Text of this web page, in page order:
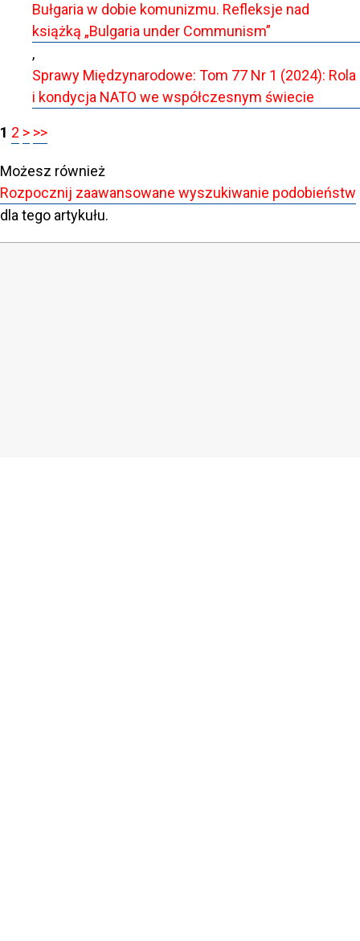
Bułgaria w dobie komunizmu. Refleksje nad
książką „Bulgaria under Communism”
,
Sprawy Międzynarodowe: Tom 77 Nr 1 (2024): Rola
i kondycja NATO we współczesnym świecie
1 2 > >>
Możesz również
Rozpocznij zaawansowane wyszukiwanie podobieństw
dla tego artykułu.